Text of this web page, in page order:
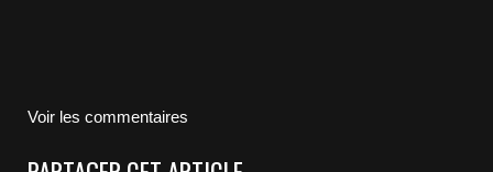
Voir les commentaires